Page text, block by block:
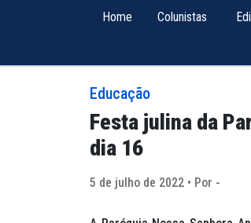
Home Colunistas
Educação
Festa julina da
dia 16
5 de julho de 2022 • Por -